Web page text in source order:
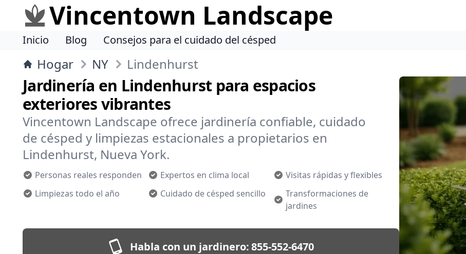
Vincentown Landscape
Inicio Blog Consejos para el cuidado del césped
Hogar NY Lindenhurst
Jardinería en Lindenhurst para espacios
exteriores vibrantes
Vincentown Landscape ofrece jardinería confiable, cuidado
de césped y limpiezas estacionales a propietarios en
Lindenhurst, Nueva York.
Personas reales responden Expertos en clima local
Visitas rápidas y flexibles
Limpiezas todo el año
Cuidado de césped sencillo
Transformaciones de
jardines
Habla con un jardinero:855-552-6470